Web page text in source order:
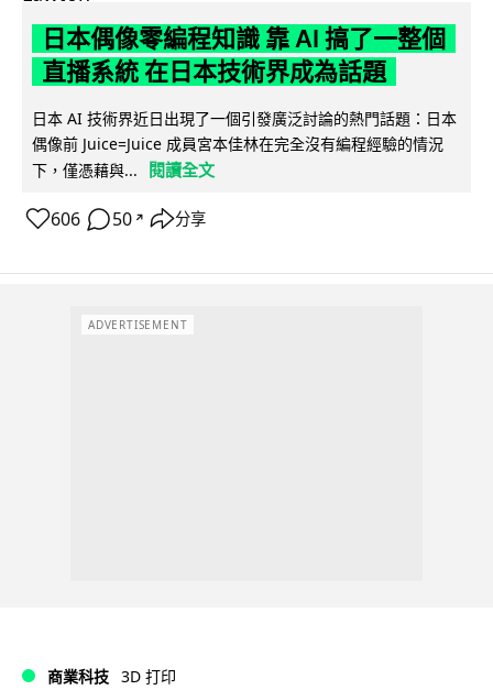
日本偶像零編程知識 靠 AI 搞了一整個
直播系統 在日本技術界成為話題
日本 AI 技術界近日出現了一個引發廣泛討論的熱門話題：日本
偶像前 Juice=Juice 成員宮本佳林在完全沒有編程經驗的情況
下，僅憑藉與...
閱讀全文
606 50 ↗ 分享
ADVERTISEMENT
商業科技 3D 打印